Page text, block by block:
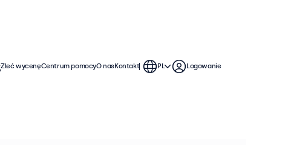
Zleć wycenęCentrum pomocyO nasKontakt PL Logowanie